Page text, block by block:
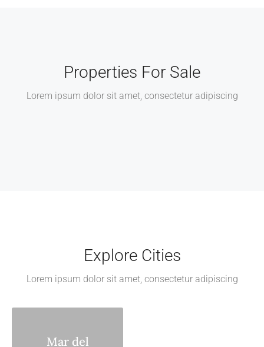
Properties For Sale
Lorem ipsum dolor sit amet, consectetur adipiscing
Explore Cities
Lorem ipsum dolor sit amet, consectetur adipiscing
Mar del